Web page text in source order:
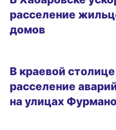
расселение
домов
В краевой
расселение
на улицах